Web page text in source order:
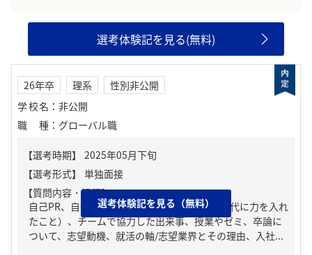
選考体験記を見る(無料)
26年卒 理系
性別非公開
学校名 ： 非公開
職種 ： グローバル職
【質問内容・課題】
自己PR、自分の強み/弱み、ガクチカ（学生時代に力を入れ
たこと）、チームで協力した出来事、授業やゼミ、卒論に
ついて、志望動機、就活の軸/志望業界とその理由、入社...
選考体験記を見る（無料）